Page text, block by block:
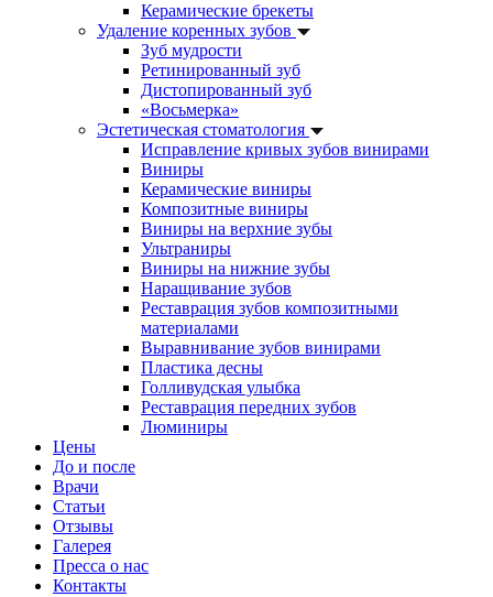
Керамические брекеты
Удаление коренных зубов
Зуб мудрости
Ретинированный зуб
Дистопированный зуб
«Восьмерка»
Эстетическая стоматология
Исправление кривых зубов винирами
Виниры
Керамические виниры
Композитные виниры
Виниры на верхние зубы
Ультраниры
Виниры на нижние зубы
Наращивание зубов
Реставрация зубов композитными
материалами
Выравнивание зубов винирами
Пластика десны
Голливудская улыбка
Реставрация передних зубов
Люминиры
Цены
До и после
Врачи
Статьи
Отзывы
Галерея
Пресса о нас
Контакты